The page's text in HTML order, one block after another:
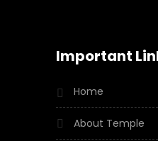
Important
Home
About Temple